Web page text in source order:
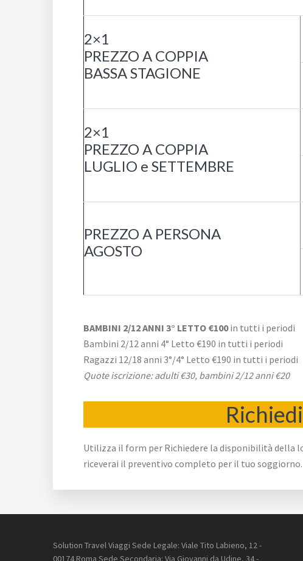
2×1
PREZZO A COPPIA
BASSA STAGIONE
2×1
PREZZO A COPPIA
LUGLIO e SETTEMBRE
PREZZO A PERSONA
AGOSTO
BAMBINI 2/12 ANNI 3° LETTO €100in tutti i periodi
Bambini 2/12 anni 4° Letto €190 in tutti i periodi
Ragazzi 12/18 anni 3°/4° Letto €190 in tutti i periodi
Quote iscrizione: adulti €30, bambini 2/12 anni €20
Utilizza il form per Richiedere la disponibilità della
riceverai il preventivo completo per il tuo soggiorno.
FooterSolution Travel Viaggi Sede Legale: Viale Tito Labieno, 12 -
00174 Roma Sede Secondaria: Via Giovanni da Udine, 34 -